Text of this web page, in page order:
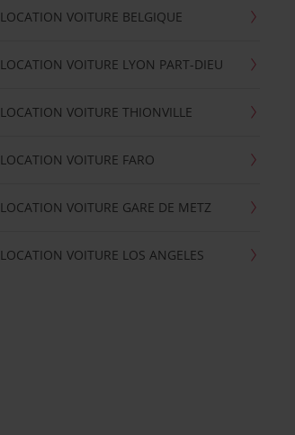
LOCATION VOITURE BELGIQUE
LOCATION VOITURE LYON PART-DIEU
LOCATION VOITURE THIONVILLE
LOCATION VOITURE FARO
LOCATION VOITURE GARE DE METZ
LOCATION VOITURE LOS ANGELES